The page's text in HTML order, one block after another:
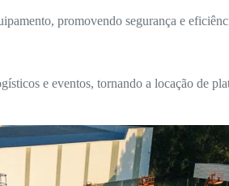
promovendo segurança e
e eventos, tornando a locação de